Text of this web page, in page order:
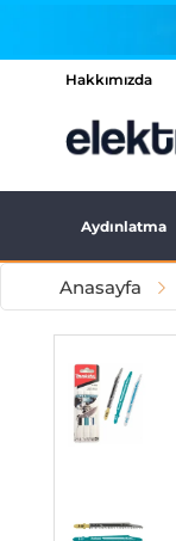
Hakkımızda
Aydınlatma
Anasayfa